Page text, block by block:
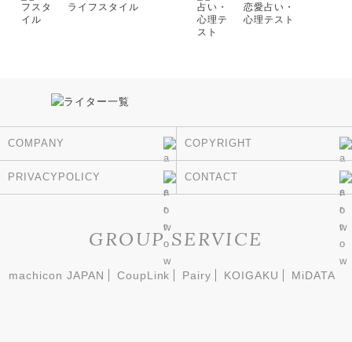
ライフスタイル
恋愛占い・
心理テスト
COMPANY COPYRIGHT
PRIVACYPOLICY CONTACT
GROUP SERVICE
machicon JAPAN CoupLink Pairy KOIGAKU MiDATA